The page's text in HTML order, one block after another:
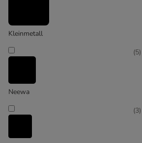
Kleinmetall
Neewa
(5)
(3)